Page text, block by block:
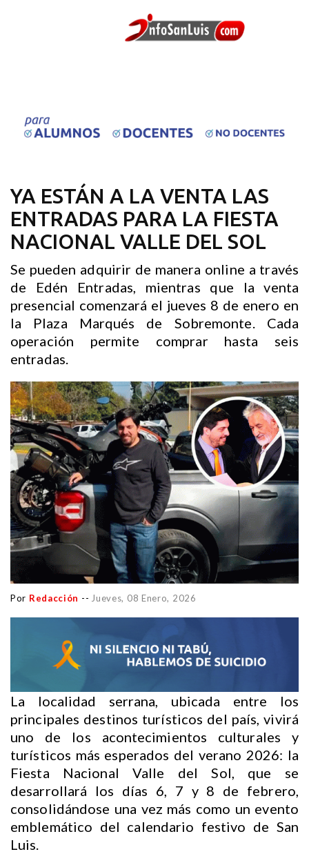
YA ESTÁN A LA VENTA LAS
ENTRADAS PARA LA FIESTA
NACIONAL VALLE DEL SOL
Se pueden adquirir de manera online a través
de Edén Entradas, mientras que la venta
presencial comenzará el jueves 8 de enero en
la Plaza Marqués de Sobremonte. Cada
operación permite comprar hasta seis
entradas.
Por Redacción -- Jueves, 08 Enero, 2026
La localidad serrana, ubicada entre los
principales destinos turísticos del país, vivirá
uno de los acontecimientos culturales y
turísticos más esperados del verano 2026: la
Fiesta Nacional Valle del Sol, que se
desarrollará los días 6, 7 y 8 de febrero,
consolidándose una vez más como un evento
emblemático del calendario festivo de San
Luis.